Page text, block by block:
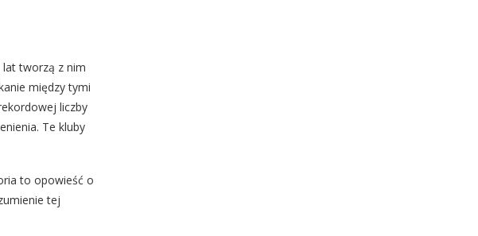
tworzą z nim
między tymi
liczby
Te kluby
to opowieść o
tej